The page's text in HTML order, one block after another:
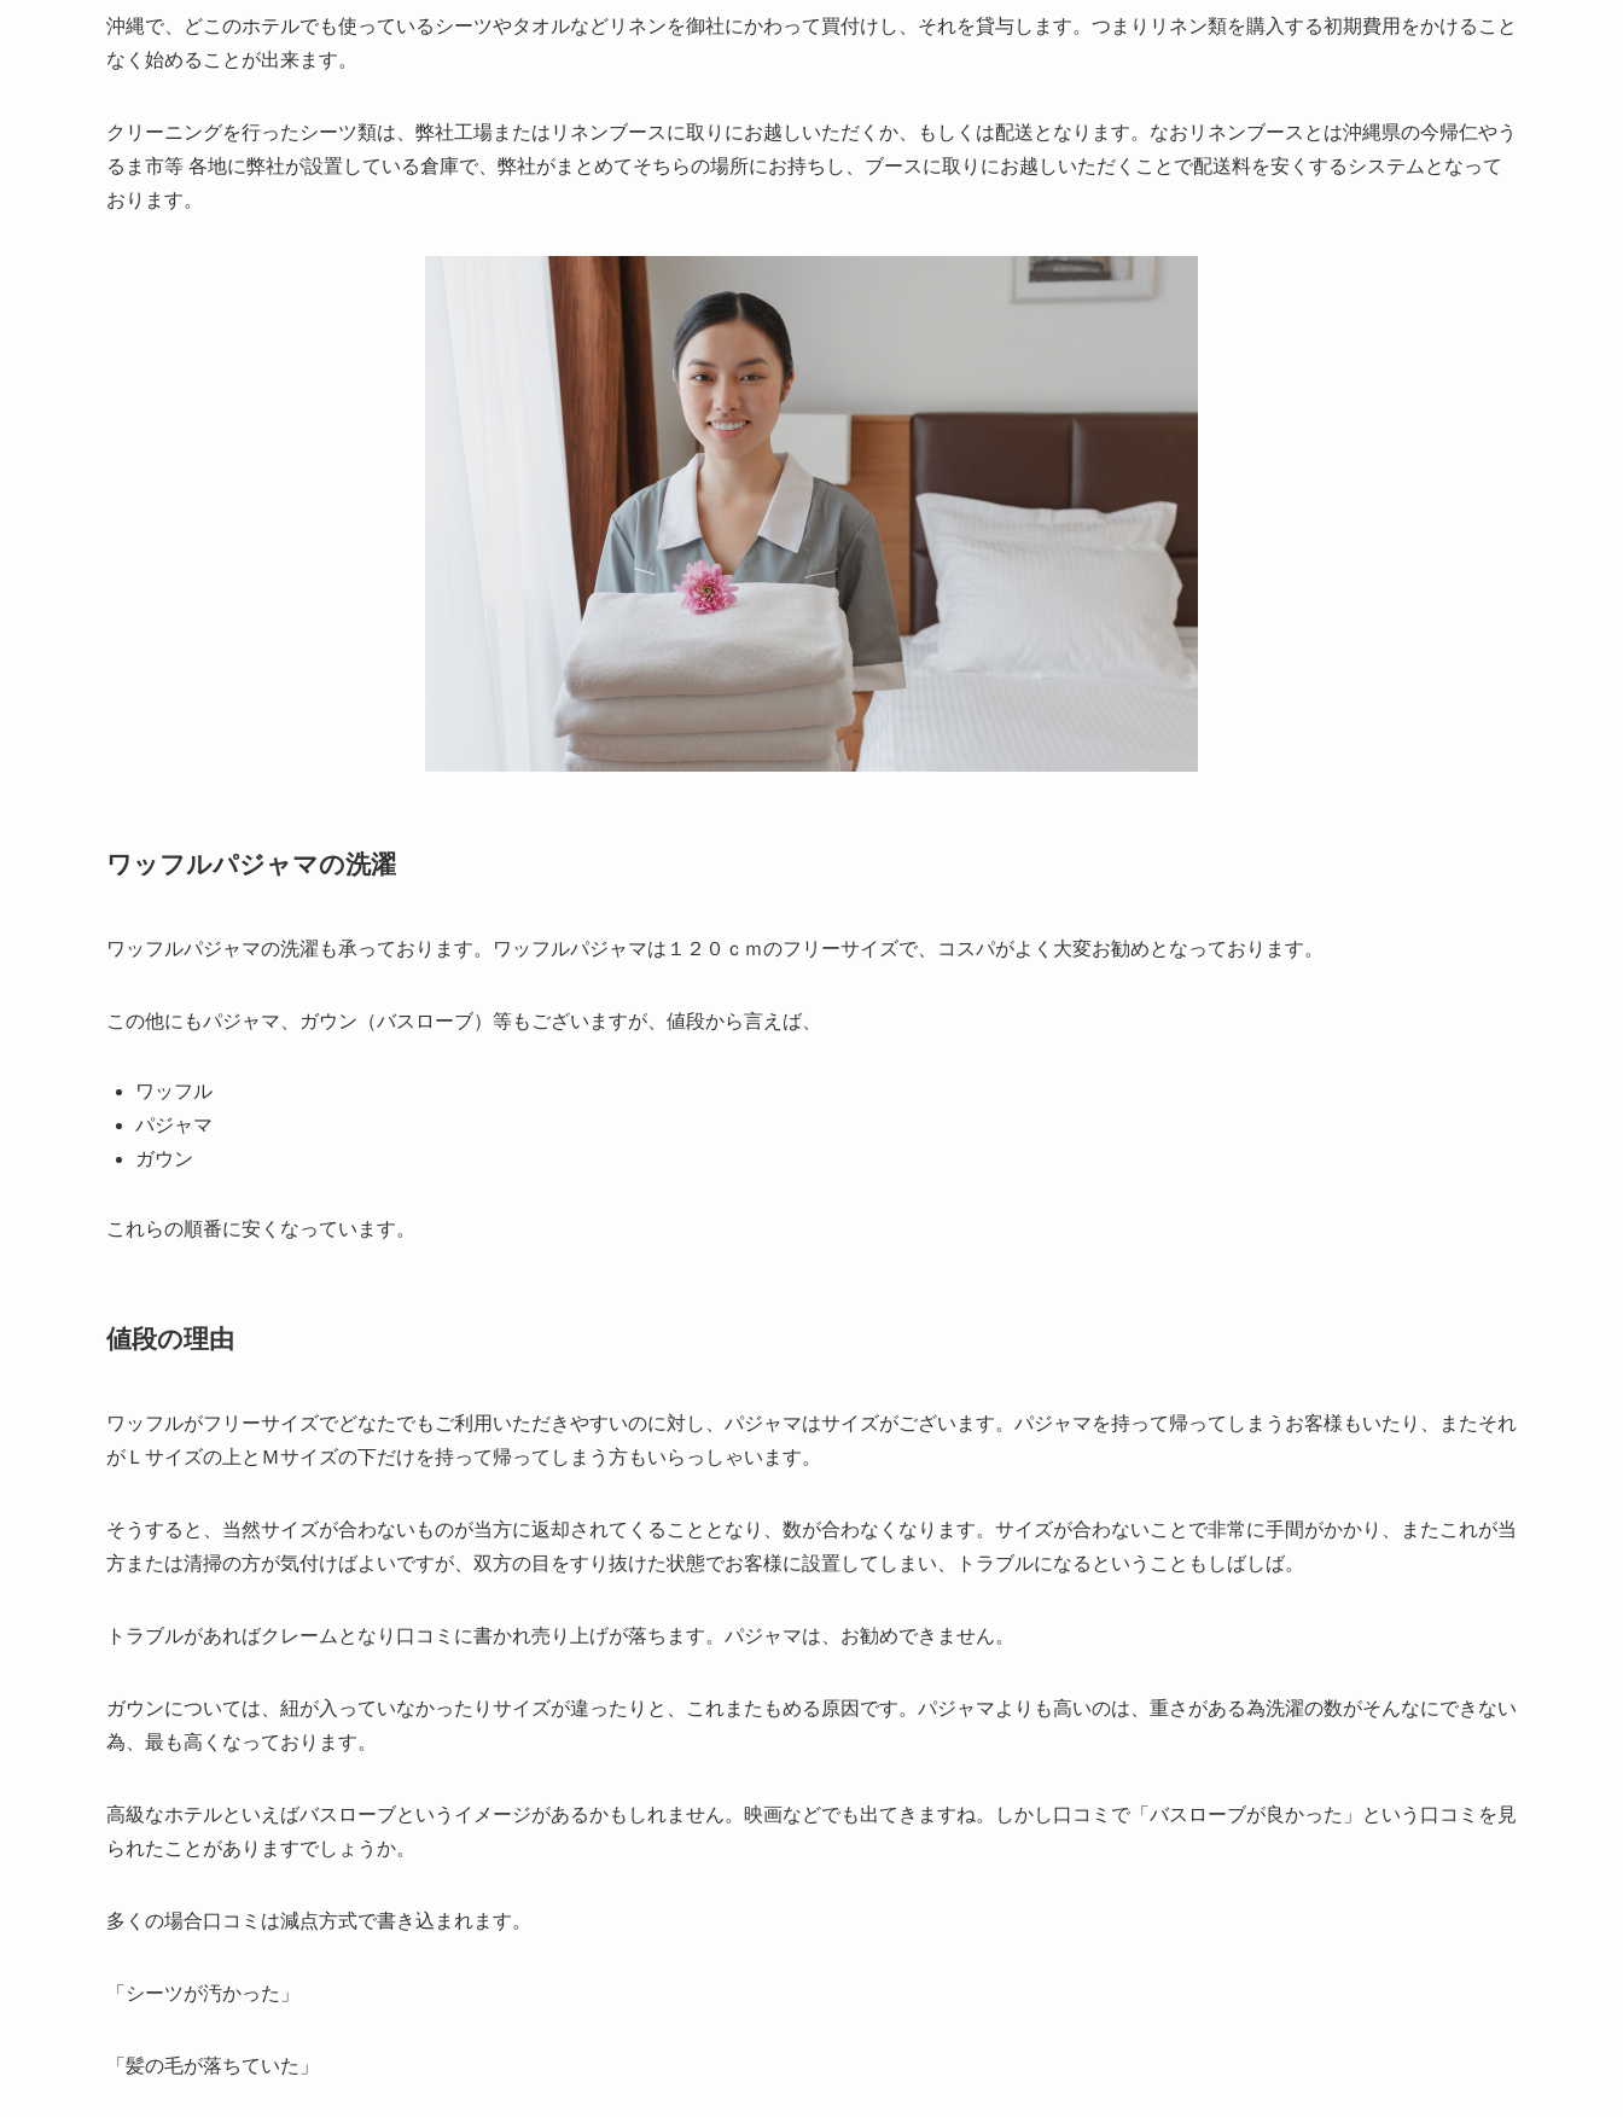
沖縄で、どこのホテルでも使っているシーツやタオルなどリネンを御社にかわって買付けし、それを貸与します。つまりリネン類を購入する初期費用をかけること
なく始めることが出来ます。
クリーニングを行ったシーツ類は、弊社工場またはリネンブースに取りにお越しいただくか、もしくは配送となります。なおリネンブースとは沖縄県の今帰仁やう
るま市等 各地に弊社が設置している倉庫で、弊社がまとめてそちらの場所にお持ちし、ブースに取りにお越しいただくことで配送料を安くするシステムとなって
おります。
ワッフルパジャマの洗濯
ワッフルパジャマの洗濯も承っております。ワッフルパジャマは１２０ｃｍのフリーサイズで、コスパがよく大変お勧めとなっております。
この他にもパジャマ、ガウン（バスローブ）等もございますが、値段から言えば、
ワッフル
パジャマ
ガウン
これらの順番に安くなっています。
値段の理由
ワッフルがフリーサイズでどなたでもご利用いただきやすいのに対し、パジャマはサイズがございます。パジャマを持って帰ってしまうお客様もいたり、またそれ
がＬサイズの上とＭサイズの下だけを持って帰ってしまう方もいらっしゃいます。
そうすると、当然サイズが合わないものが当方に返却されてくることとなり、数が合わなくなります。サイズが合わないことで非常に手間がかかり、またこれが当
方または清掃の方が気付けばよいですが、双方の目をすり抜けた状態でお客様に設置してしまい、トラブルになるということもしばしば。
トラブルがあればクレームとなり口コミに書かれ売り上げが落ちます。パジャマは、お勧めできません。
ガウンについては、紐が入っていなかったりサイズが違ったりと、これまたもめる原因です。パジャマよりも高いのは、重さがある為洗濯の数がそんなにできない
為、最も高くなっております。
高級なホテルといえばバスローブというイメージがあるかもしれません。映画などでも出てきますね。しかし口コミで「バスローブが良かった」という口コミを見
られたことがありますでしょうか。
多くの場合口コミは減点方式で書き込まれます。
「シーツが汚かった」
「髪の毛が落ちていた」